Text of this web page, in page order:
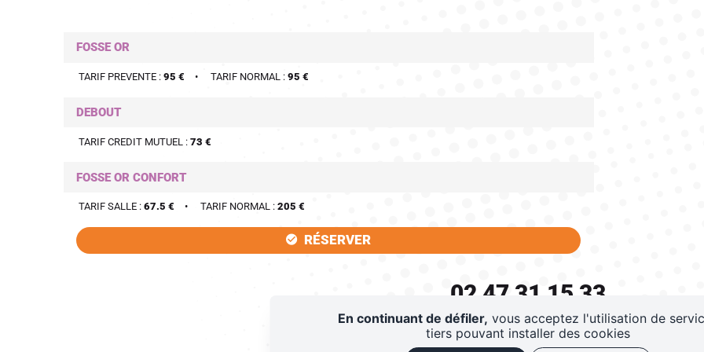
FOSSE OR
TARIF PREVENTE : 95 € TARIF NORMAL : 95 €
DEBOUT
TARIF CREDIT MUTUEL : 73 €
FOSSE OR CONFORT
TARIF SALLE : 67.5 € TARIF NORMAL : 205 €
RÉSERVER
02 47 31 15 33
AZ PROD - 175 AVENUE ANDRE MAGINOT - 37100
RÉSERVATIONS PERSONNES À MOBILITÉ RÉDUITE :
En continuant de défiler, vous acceptez l'utilisation de
tiers pouvant installer des cookies